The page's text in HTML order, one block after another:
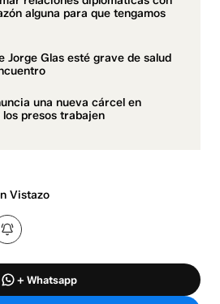
alguna para que tengamos
Jorge Glas esté grave de salud
una nueva cárcel en
presos trabajen
Vistazo
+ Whatsapp